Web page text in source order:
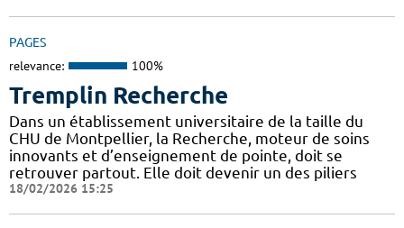
PAGES
relevance: 100%
Tremplin Recherche
Dans un établissement universitaire de la taille du
CHU de Montpellier, la Recherche, moteur de soins
innovants et d’enseignement de pointe, doit se
retrouver partout. Elle doit devenir un des piliers
18/02/2026 15:25